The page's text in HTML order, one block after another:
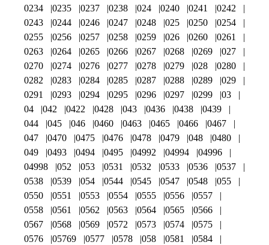
0234 0235 0237 0238 024 0240 0241
0242
0243
0244 0246 0247 0248 025 0250
0254
0255
0256 0257 0258 0259 026 0260
0261
0263
0264 0265 0266 0267 0268 0269
027
0270
0274 0276 0277 0278 0279 028
0280
0282
0283 0284 0285 0287 0288 0289
029
0291
0293 0294 0295 0296 0297 0299
03
04
042 0422 0428 043 0436 0438
0439
044
045 046 0460 0463 0465 0466
0467
047
0470 0475 0476 0478 0479 048
0480
049
0493 0494 0495 04992 04994
04996
04998
052 053 0531 0532 0533 0536
0537
0538
0539 054 0544 0545 0547 0548
055
0550
0551 0553 0554 0555 0556
0557
0558
0561 0562 0563 0564 0565
0566
0567
0568 0569 0572 0573 0574
0575
0576
05769 0577 0578 058 0581
0584